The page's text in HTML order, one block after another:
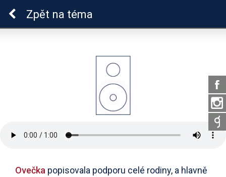
Epilepsie u dětí
Zpět na téma
Ovečka popisovala podporu celé rodiny, a hlavně